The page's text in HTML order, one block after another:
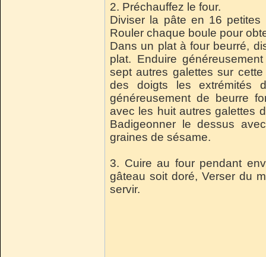
2. Préchauffez le four.
Diviser la pâte en 16
Rouler chaque boule pour
Dans un plat à four beurré,
plat. Enduire
sept autres galettes sur
des doigts les extrémités
généreusement de beurre
avec les huit autres galettes
Badigeonner le dessus
graines de sésame.
3. Cuire au four pendant
gâteau soit doré, Verser du
servir.